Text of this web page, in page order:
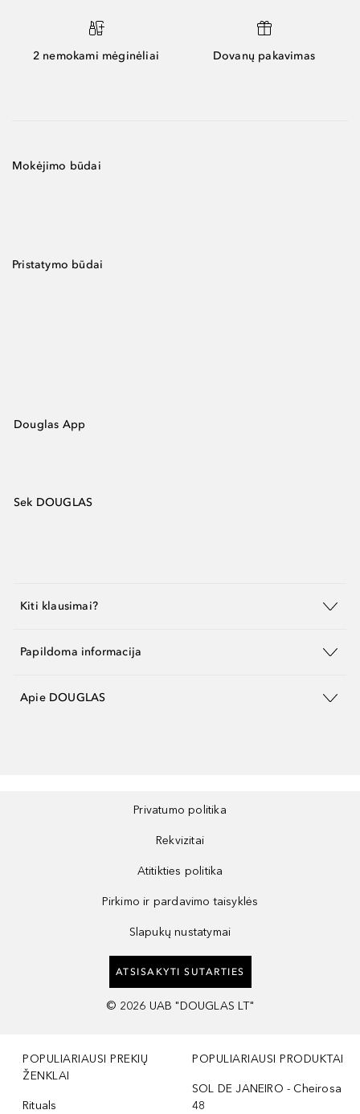
2 nemokami mėginėliai Dovanų pakavimas
Mokėjimo būdai
Pristatymo būdai
Douglas App
Sek DOUGLAS
Kiti klausimai?
Papildoma informacija
Apie DOUGLAS
Privatumo politika
Rekvizitai
Atitikties politika
Pirkimo ir pardavimo taisyklės
Slapukų nustatymai
ATSISAKYTI SUTARTIES
© 2026 UAB "DOUGLAS LT"
POPULIARIAUSI PREKIŲ
ŽENKLAI
Rituals
POPULIARIAUSI PRODUKTAI
SOL DE JANEIRO - Cheirosa
48